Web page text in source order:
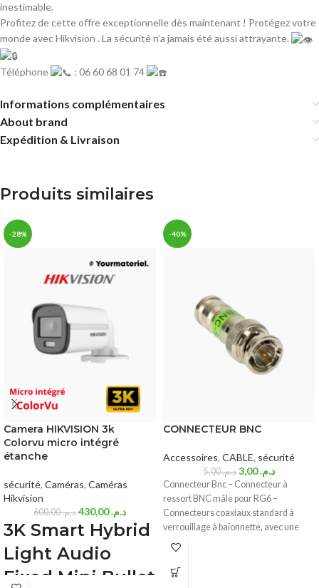
inestimable.
Profitez de cette offre exceptionnelle dès maintenant ! Protégez votre
monde avec Hikvision . La sécurité n’a jamais été aussi attrayante.
Téléphone : 06 60 68 01 74
Informations complémentaires
About brand
Expédition & Livraison
Produits similaires
-28%
Camera HIKVISION 3k
Colorvu micro intégré
étanche
sécurité, Caméras, Caméras
Hikvision
د.م.600,00 د.م.430,00
3K Smart Hybrid
Light Audio
Fixed Mini Bullet
-40%
CONNECTEUR BNC
Accessoires, CABLE, sécurité
د.م.5,00 د.م.3,00
Connecteur Bnc – Connecteur à
ressort BNC mâle pour RG6 –
Connecteurs coaxiaux standard à
verrouillage à baïonnette, avec une
impédance caractéristique de 50